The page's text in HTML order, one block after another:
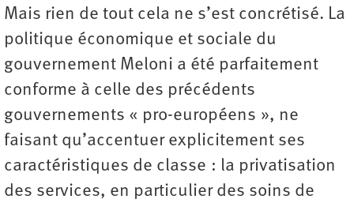
Mais rien de tout cela ne s’est concrétisé. La
politique économique et sociale du
gouvernement Meloni a été parfaitement
conforme à celle des précédents
gouvernements « pro-européens », ne
faisant qu’accentuer explicitement ses
caractéristiques de classe : la privatisation
des services, en particulier des soins de